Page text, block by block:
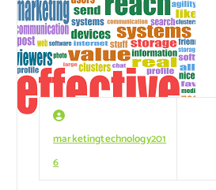
marketingtechnology201
6